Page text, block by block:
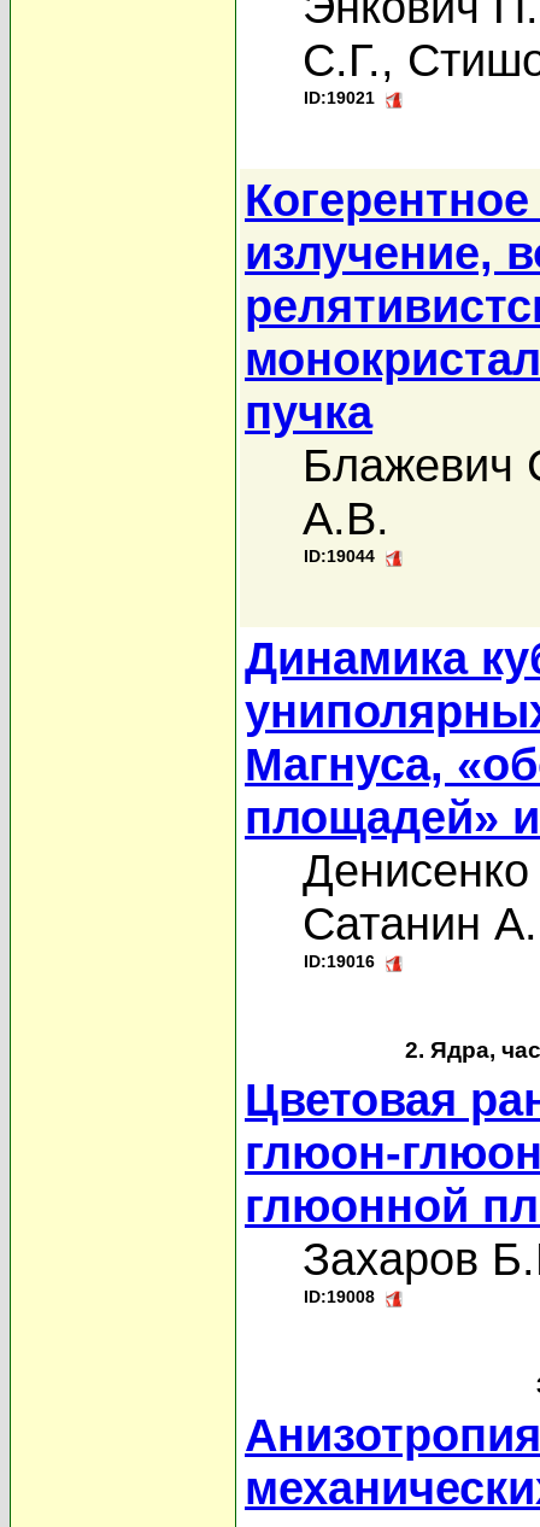
С.Г.,
ID:19021
излучение,
пучка
Блажевич
А.В.
ID:19044
Динамика
Магнуса,
площадей»
Сатанин
ID:19016
2. Ядра,
Цветовая
глюон-
глюонной
Захаров
ID:19008